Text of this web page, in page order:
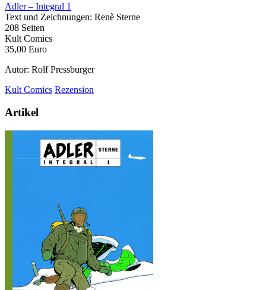
Adler – Integral 1
Text und Zeichnungen: Renè Sterne
208 Seiten
Kult Comics
35,00 Euro
Autor: Rolf Pressburger
Kult Comics Rezension
Artikel